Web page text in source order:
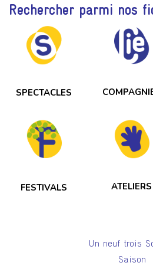
Rechercher parmi nos
SPECTACLES
FESTIVALS ATELIERS
Un neuf trois
Saison